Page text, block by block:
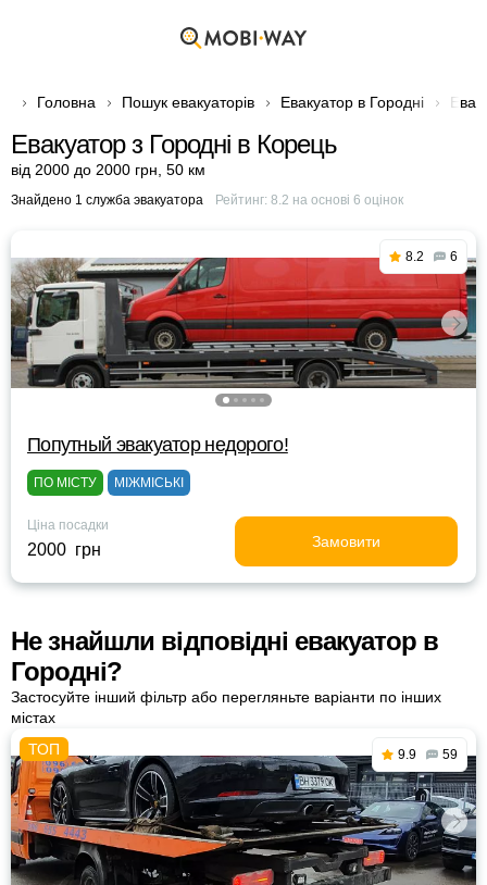
Головна Пошук евакуаторів Евакуатор в Городні
Евакуатор з Городні в Корець
від 2000 до 2000 грн 50 км
Знайдено 1 служба эвакуатора Рейтинг: 8.2 на основі 6 оцінок
8.2 6
Попутный эвакуатор недорого!
ПО МІСТУ МІЖМІСЬКІ
Ціна посадки
2000 грн Замовити
Не знайшли відповідні евакуатор в
Городні?
Застосуйте інший фільтр або перегляньте варіанти по інших
містах
9.9 59